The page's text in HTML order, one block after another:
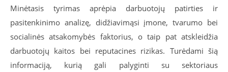
Minėtasis tyrimas aprėpia darbuotojų patirties ir
pasitenkinimo analizę, didžiavimąsi įmone, tvarumo bei
socialinės atsakomybės faktorius, o taip pat atskleidžia
darbuotojų kaitos bei reputacines rizikas. Turėdami šią
informaciją, kurią gali palyginti su sektoriaus